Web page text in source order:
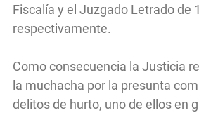
Fiscalía y el Juzgado Letrado de
respectivamente.
Como consecuencia la Justicia
la muchacha por la presunta
delitos de hurto, uno de ellos en